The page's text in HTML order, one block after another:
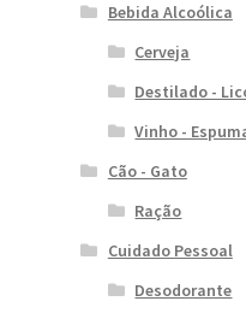
Bebida Alcoólica
Cerveja
Destilado -
Vinho -
Cão - Gato
Ração
Cuidado Pessoal
Desodorante